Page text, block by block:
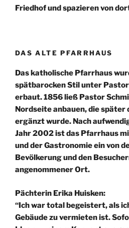
Friedhof und spazieren von
DAS ALTE PFARRHAUS
Das katholische Pfarrhaus
spätbarocken Stil unter
erbaut. 1856 ließ Pastor
Nordseite anbauen, die später
ergänzt wurde. Nach
Jahr 2002 ist das Pfarrhaus
und der Gastronomie ein von
Bevölkerung und den
angenommener Ort.
Pächterin Erika Huisken:
“Ich war total begeistert, als
Gebäude zu vermieten ist.